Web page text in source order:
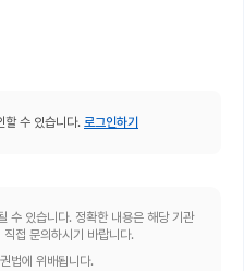
할 수 있습니다. 로그인하기
수 있습니다. 정확한 내용은 해당 기관
접 문의하시기 바랍니다.
법에 위배됩니다.